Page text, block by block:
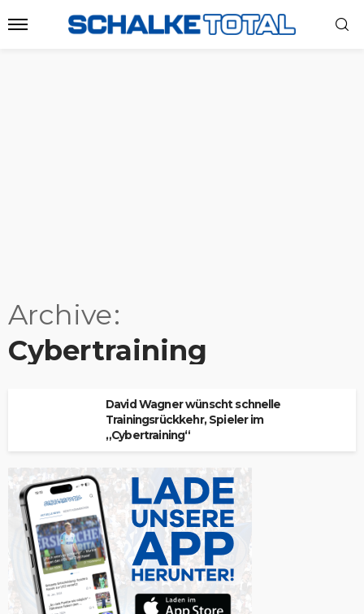
Archive
Cybertraining
David Wagner wünscht schnelle
Trainingsrückkehr, Spieler im
„Cybertraining“